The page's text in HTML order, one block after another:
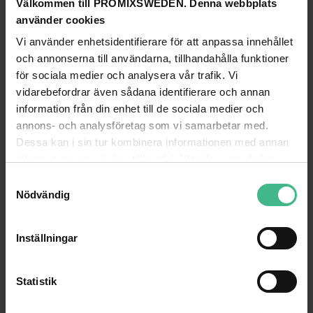
Välkommen till PROMIXSWEDEN. Denna webbplats
använder cookies
Vi använder enhetsidentifierare för att anpassa innehållet
och annonserna till användarna, tillhandahålla funktioner
för sociala medier och analysera vår trafik. Vi
vidarebefordrar även sådana identifierare och annan
information från din enhet till de sociala medier och
annons- och analysföretag som vi samarbetar med.
Dessa kan i sin tur kombinera informationen med annan
Nödvändig
Inställningar
Statistik
GÅ TILL PRODUKT
ANDRA KUNDER KÖPTE OCKSÅ
CDM-R PAR 30 35W/830 SPOT 30°